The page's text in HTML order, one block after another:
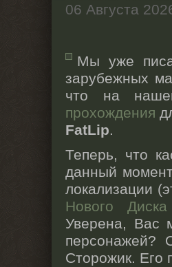
06 Августа
Мы уже
зарубежных
что на
прохождения
FatLip.
Теперь, что
данный
локализации
Нового Диска
Уверена, Вас
персонажей?
Сторожик. Его